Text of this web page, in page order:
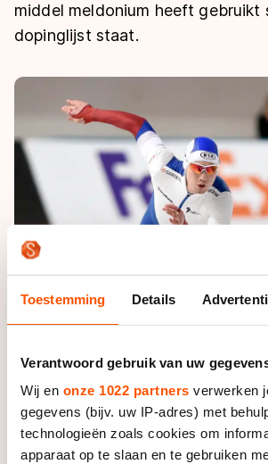
Toestemming Details
Verantwoord gebruik van uw
Wij en onze 1022 partners verwerken
gegevens (bijv. uw IP-adres) met
technologieën zoals cookies om
apparaat op te slaan en te gebruiken
Inlineskaten
Schoonrijden
Shorttrack
Inlineskaten
Kunstschaatsen
Tijden & historie
Persoonlijke records & tijden
Historie & statistiek
De weg op
Inschrijven wedstrijden
Algemene Nederlandse Schaatstijd
Deze zomer de weg op
Waar kan ik schaatsen en skaten?
Schaatsfans
Alles voor jou als schaatsfan
Evenementen
Livestreams
Word schaatsfan!
Winacties
Olympische Spelen
Olympische Spelen
Medaille overzicht
Olympische uitslagen
Van Jong tot Goud verhalen
middel meldonium heeft gebruikt
dopinglijst staat.